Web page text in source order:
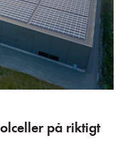
på riktigt